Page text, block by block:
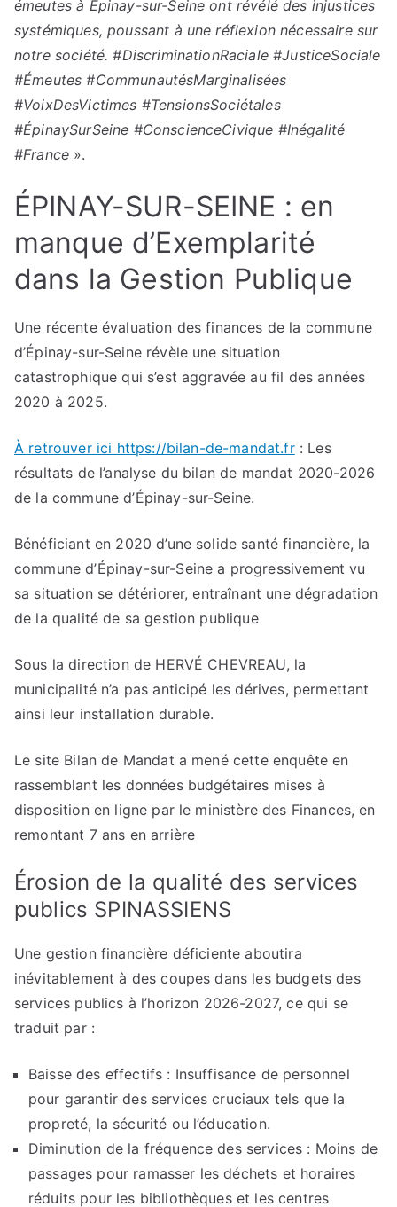
émeutes à Épinay-sur-Seine ont révélé des injustices
systémiques, poussant à une réflexion nécessaire sur
notre société. #DiscriminationRaciale #JusticeSociale
#Émeutes #CommunautésMarginalisées
#VoixDesVictimes #TensionsSociétales
#ÉpinaySurSeine #ConscienceCivique #Inégalité
#France ».
ÉPINAY-SUR-SEINE : en
manque d’Exemplarité
dans la Gestion Publique
Une récente évaluation des finances de la commune
d’Épinay-sur-Seine révèle une situation
catastrophique qui s’est aggravée au fil des années
2020 à 2025.
À retrouver ici https://bilan-de-mandat.fr: Les
résultats de l’analyse du bilan de mandat 2020-2026
de la commune d’Épinay-sur-Seine.
Bénéficiant en 2020 d’une solide santé financière, la
commune d’Épinay-sur-Seine a progressivement vu
sa situation se détériorer, entraînant une dégradation
de la qualité de sa gestion publique
Sous la direction de HERVÉ CHEVREAU, la
municipalité n’a pas anticipé les dérives, permettant
ainsi leur installation durable.
Le site Bilan de Mandat a mené cette enquête en
rassemblant les données budgétaires mises à
disposition en ligne par le ministère des Finances, en
remontant 7 ans en arrière
Érosion de la qualité des services
publics SPINASSIENS
Une gestion financière déficiente aboutira
inévitablement à des coupes dans les budgets des
services publics à l’horizon 2026-2027, ce qui se
traduit par :
Baisse des effectifs : Insuffisance de personnel
pour garantir des services cruciaux tels que la
propreté, la sécurité ou l’éducation.
Diminution de la fréquence des services : Moins de
passages pour ramasser les déchets et horaires
réduits pour les bibliothèques et les centres